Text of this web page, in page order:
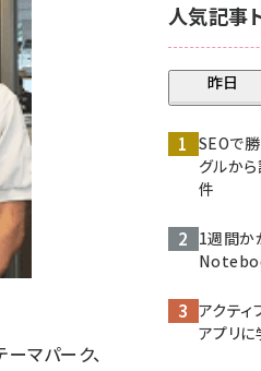
マパーク、
人気記事
昨日
SEOで
グルか
件
1週間か
アクテ
アプリ